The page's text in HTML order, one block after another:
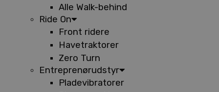
Alle Walk-behind
Ride On
Front ridere
Havetraktorer
Zero Turn
Entreprenørudstyr
Pladevibratorer